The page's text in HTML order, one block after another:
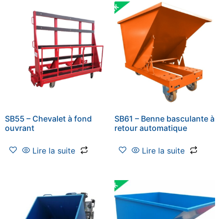
SB55 – Chevalet à fond
ouvrant
Lire la suite
SB61 – Benne basculante à
retour automatique
Lire la suite